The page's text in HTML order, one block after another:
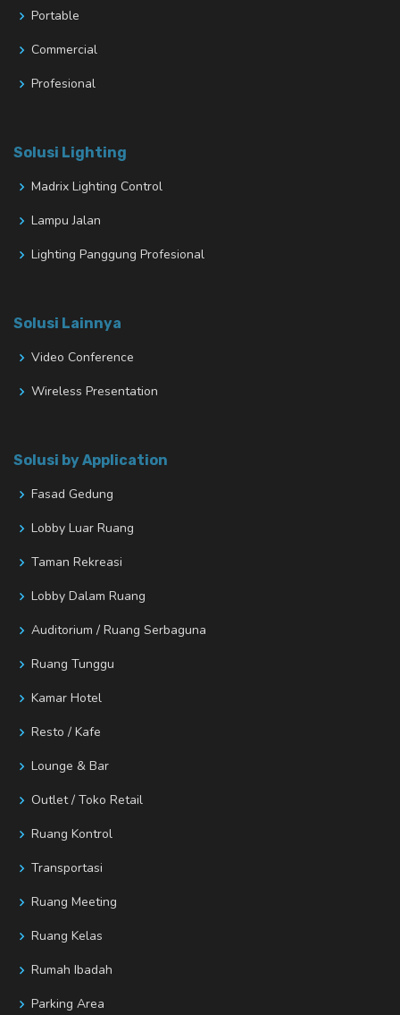
Portable
Commercial
Profesional
Solusi Lighting
Madrix Lighting Control
Lampu Jalan
Lighting Panggung Profesional
Solusi Lainnya
Video Conference
Wireless Presentation
Solusi by Application
Fasad Gedung
Lobby Luar Ruang
Taman Rekreasi
Lobby Dalam Ruang
Auditorium / Ruang Serbaguna
Ruang Tunggu
Kamar Hotel
Resto / Kafe
Lounge & Bar
Outlet / Toko Retail
Ruang Kontrol
Transportasi
Ruang Meeting
Ruang Kelas
Rumah Ibadah
Parking Area